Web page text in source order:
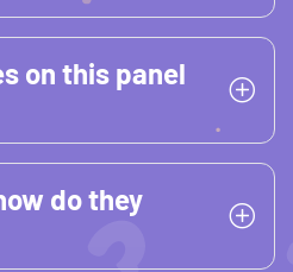
on this panel
do they